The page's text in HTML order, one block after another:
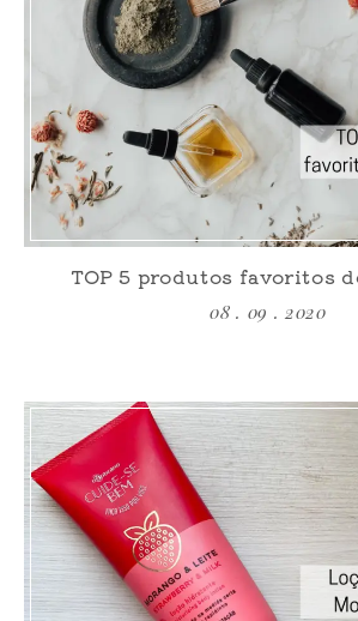
TOP 5 produtos favoritos
08 . 09 . 2020